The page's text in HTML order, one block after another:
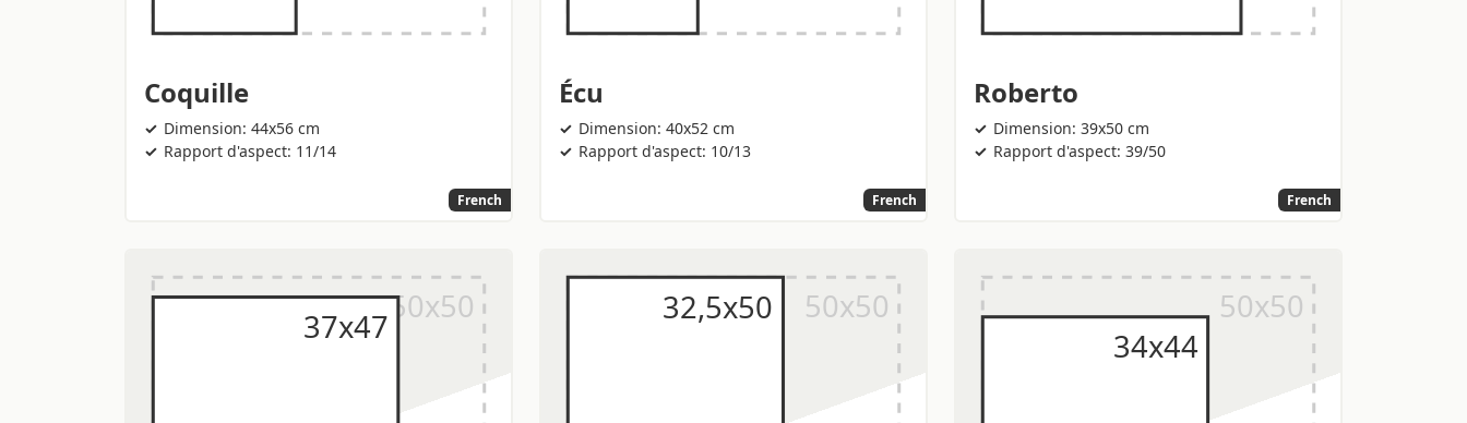
Coquille
Dimension: 44x56 cm
Rapport d'aspect: 11/14
French
Écu
Dimension: 40x52 cm
Rapport d'aspect: 10/13
French
Roberto
Dimension: 39x50 cm
Rapport d'aspect: 39/50
French